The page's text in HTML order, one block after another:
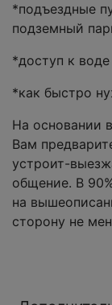
*подъездные
подземный
*доступ к
*как быстро
На основании
Вам
устроит-
общение. В
на
сторону не